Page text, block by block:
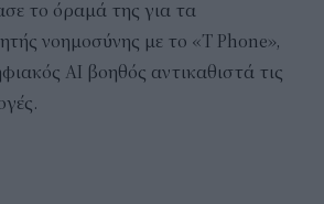
το όραμά της για τα
νοημοσύνης με το «T Phone»,
ΑΙ βοηθός αντικαθιστά τις